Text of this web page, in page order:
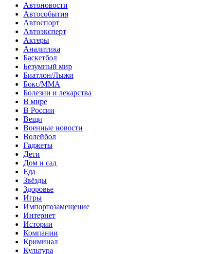
Автоновости
Автособытия
Автоспорт
Автоэксперт
Актеры
Аналитика
Баскетбол
Безумный мир
Биатлон/Лыжи
Бокс/MMA
Болезни и лекарства
В мире
В России
Вещи
Военные новости
Волейбол
Гаджеты
Дети
Дом и сад
Еда
Звёзды
Здоровье
Игры
Импортозамещение
Интернет
Истории
Компании
Криминал
Культура